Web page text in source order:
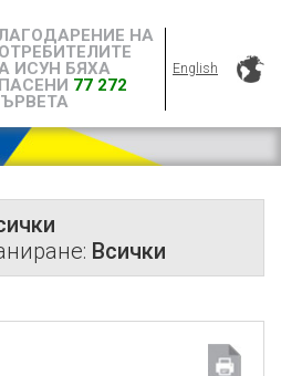
НА
ИСУН БЯХА
77 272
English
Всички